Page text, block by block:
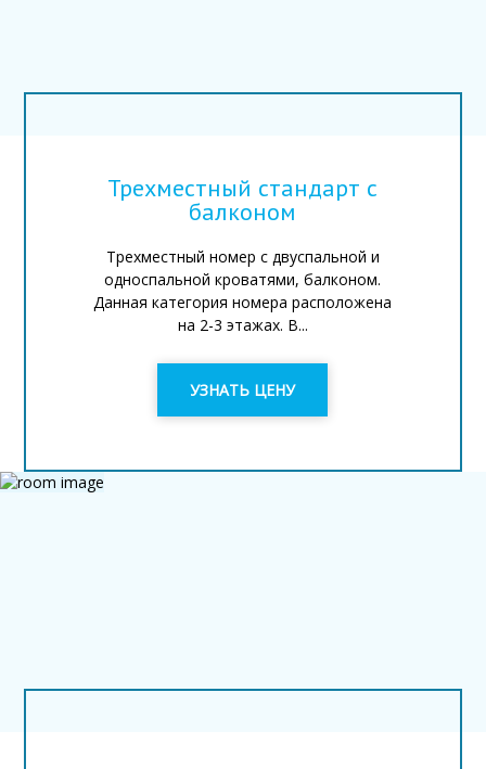
Трехместный стандарт с
балконом
Трехместный номер с двуспальной и
односпальной кроватями, балконом.
Данная категория номера расположена
на 2-3 этажах. В...
УЗНАТЬ ЦЕНУ